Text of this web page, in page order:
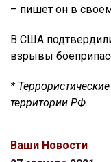
– пишет он в
В США
взрывы
*
территории РФ.
Ваши Новости